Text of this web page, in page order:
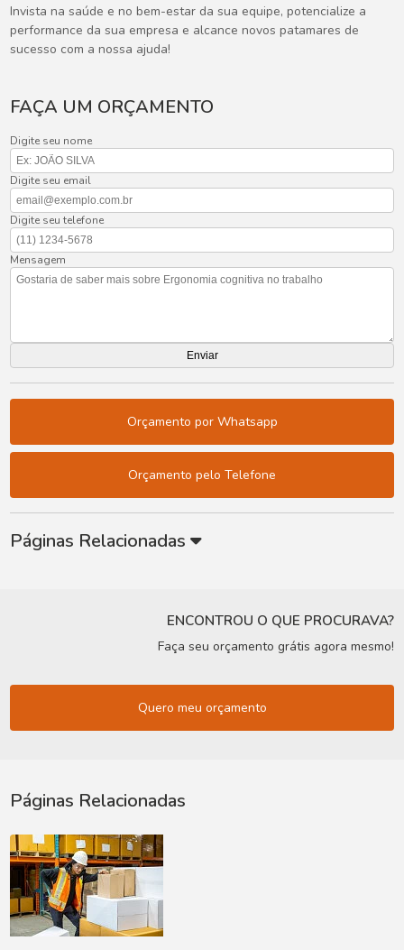
Invista na saúde e no bem-estar da sua equipe, potencialize a
performance da sua empresa e alcance novos patamares de
sucesso com a nossa ajuda!
FAÇA UM ORÇAMENTO
Digite seu nome
Digite seu email
Digite seu telefone
Mensagem
Orçamento por Whatsapp
Orçamento pelo Telefone
Páginas Relacionadas
ENCONTROU O QUE PROCURAVA?
Faça seu orçamento grátis agora mesmo!
Quero meu orçamento
Páginas Relacionadas